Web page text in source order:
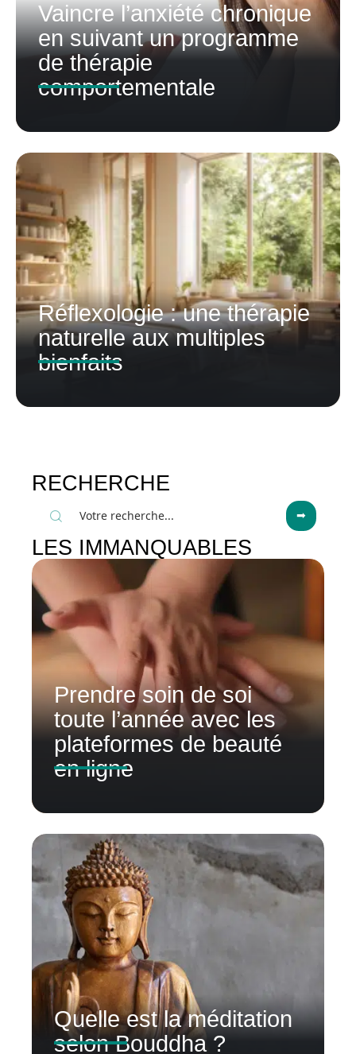
Vaincre l’anxiété chronique
en suivant un programme
de thérapie
comportementale
Réflexologie : une thérapie
naturelle aux multiples
bienfaits
RECHERCHE
LES IMMANQUABLES
Prendre soin de soi
toute l’année avec les
plateformes de beauté
en ligne
Quelle est la méditation
selon Bouddha ?